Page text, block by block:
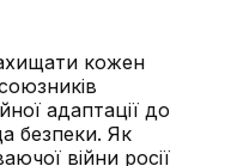
кожен
адаптації до
безпеки. Як
війни росії